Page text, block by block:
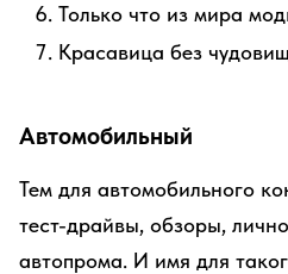
Только что из мира
Красавица без
Автомобильный
Тем для автомобильного
тест-драйвы, обзоры,
автопрома. И имя для